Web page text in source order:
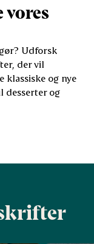
vores
Udforsk
der vil
og nye
desserter og